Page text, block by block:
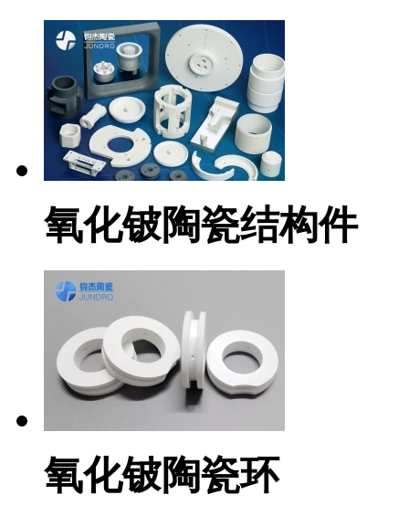
氧化铍陶瓷结构件
氧化铍陶瓷环